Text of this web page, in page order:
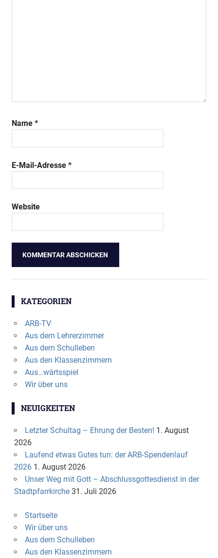
Name *
E-Mail-Adresse *
Website
KATEGORIEN
ARB-TV
Aus dem Lehrerzimmer
Aus dem Schulleben
Aus den Klassenzimmern
Aus…wärtsspiel
Wir über uns
NEUIGKEITEN
Letzter Schultag – Ehrung der Besten! 1. August
2026
Laufend etwas Gutes tun: der ARB-Spendenlauf
2026 1. August 2026
Unser Weg mit Gott – Abschlussgottesdienst in der
Stadtpfarrkirche 31. Juli 2026
Startseite
Wir über uns
Aus dem Schulleben
Aus den Klassenzimmern